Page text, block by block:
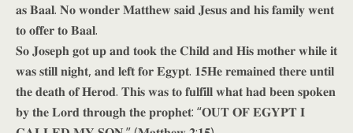
𝐚𝐬 𝐁𝐚𝐚𝐥. 𝐍𝐨 𝐰𝐨𝐧𝐝𝐞𝐫 𝐌𝐚𝐭𝐭𝐡𝐞𝐰 𝐬𝐚𝐢𝐝 𝐉𝐞𝐬𝐮𝐬 𝐚𝐧𝐝 𝐡𝐢𝐬 𝐟𝐚𝐦𝐢𝐥𝐲 𝐰𝐞𝐧𝐭
𝐭𝐨 𝐨𝐟𝐟𝐞𝐫 𝐭𝐨 𝐁𝐚𝐚𝐥.
𝐒𝐨 𝐉𝐨𝐬𝐞𝐩𝐡 𝐠𝐨𝐭 𝐮𝐩 𝐚𝐧𝐝 𝐭𝐨𝐨𝐤 𝐭𝐡𝐞 𝐂𝐡𝐢𝐥𝐝 𝐚𝐧𝐝 𝐇𝐢𝐬 𝐦𝐨𝐭𝐡𝐞𝐫 𝐰𝐡𝐢𝐥𝐞 𝐢𝐭
𝐰𝐚𝐬 𝐬𝐭𝐢𝐥𝐥 𝐧𝐢𝐠𝐡𝐭, 𝐚𝐧𝐝 𝐥𝐞𝐟𝐭 𝐟𝐨𝐫 𝐄𝐠𝐲𝐩𝐭. 𝟏𝟓𝐇𝐞 𝐫𝐞𝐦𝐚𝐢𝐧𝐞𝐝 𝐭𝐡𝐞𝐫𝐞 𝐮𝐧𝐭𝐢𝐥
𝐭𝐡𝐞 𝐝𝐞𝐚𝐭𝐡 𝐨𝐟 𝐇𝐞𝐫𝐨𝐝. 𝐓𝐡𝐢𝐬 𝐰𝐚𝐬 𝐭𝐨 𝐟𝐮𝐥𝐟𝐢𝐥𝐥 𝐰𝐡𝐚𝐭 𝐡𝐚𝐝 𝐛𝐞𝐞𝐧 𝐬𝐩𝐨𝐤𝐞𝐧
𝐛𝐲 𝐭𝐡𝐞 𝐋𝐨𝐫𝐝 𝐭𝐡𝐫𝐨𝐮𝐠𝐡 𝐭𝐡𝐞 𝐩𝐫𝐨𝐩𝐡𝐞𝐭: “𝐎𝐔𝐓 𝐎𝐅 𝐄𝐆𝐘𝐏𝐓 𝐈